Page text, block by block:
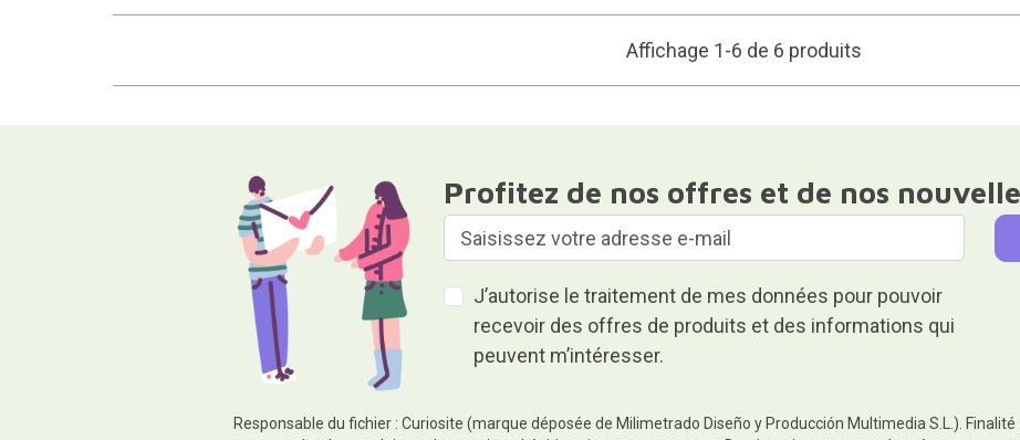
Affichage 1-6 de 6 produits
Profitez de nos offres et de nos
J’autorise le traitement de mes données pour pouvoir
recevoir des offres de produits et des informations qui
peuvent m’intéresser.
Responsable du fichier : Curiosite (marque déposée de Milimetrado Diseño y Producción Multimedia S.L.).